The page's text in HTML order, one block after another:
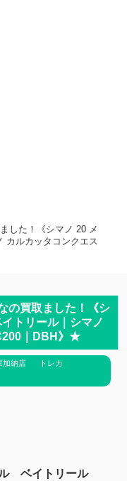
した！《シマノ 20 メ
カルカッタコンクエス
の買取ました！《シ
トリール｜シマノ
｜DBH》★
加納店
トレカ
ベイトリール